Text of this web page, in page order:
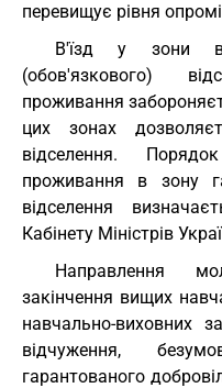
перевищує рівня
В'їзд у зони
(обов'язкового)
проживання
цих зонах
відселення.
проживання в зону
відселення
Кабінету Міністрів
Направлення
закінчення вищих
навчально-виховних
відчуження,
гарантованого